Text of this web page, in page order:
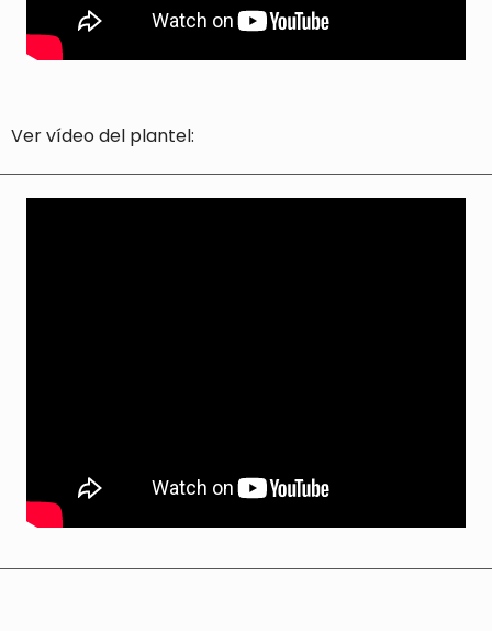
Ver vídeo del plantel: